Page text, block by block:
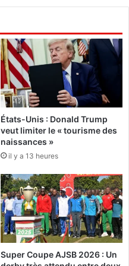
États-Unis : Donald Trump
veut limiter le « tourisme des
naissances »
il y a 13 heures
Super Coupe AJSB 2026 : Un